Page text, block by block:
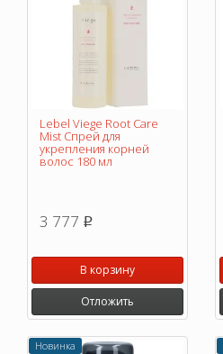
Lebel Viege Root Care
Mist Спрей для
укрепления корней
волос 180 мл
3 777 p
В корзину
Отложить
Новинка